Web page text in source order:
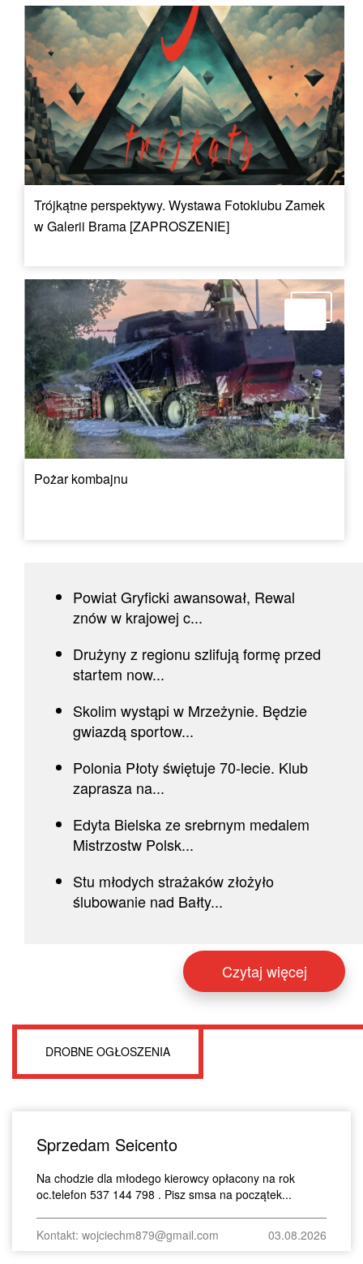
Trójkątne perspektywy. Wystawa Fotoklubu Zamek
w Galerii Brama [ZAPROSZENIE]
Pożar kombajnu
Powiat Gryficki awansował, Rewal
znów w krajowej c...
Drużyny z regionu szlifują formę przed
startem now...
Skolim wystąpi w Mrzeżynie. Będzie
gwiazdą sportow...
Polonia Płoty świętuje 70-lecie. Klub
zaprasza na...
Edyta Bielska ze srebrnym medalem
Mistrzostw Polsk...
Stu młodych strażaków złożyło
ślubowanie nad Bałty...
Czytaj więcej
DROBNE OGŁOSZENIA
Sprzedam Seicento
Na chodzie dla młodego kierowcy opłacony na rok
oc.telefon 537 144 798 . Pisz smsa na początek...
Kontakt: wojciechm879@gmail.com 03.08.2026